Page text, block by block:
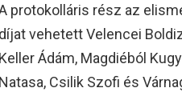
protokolláris rész az
díjat vehetett Velencei
Keller Ádám, Magdiéból
Natasa, Csilik Szofi és